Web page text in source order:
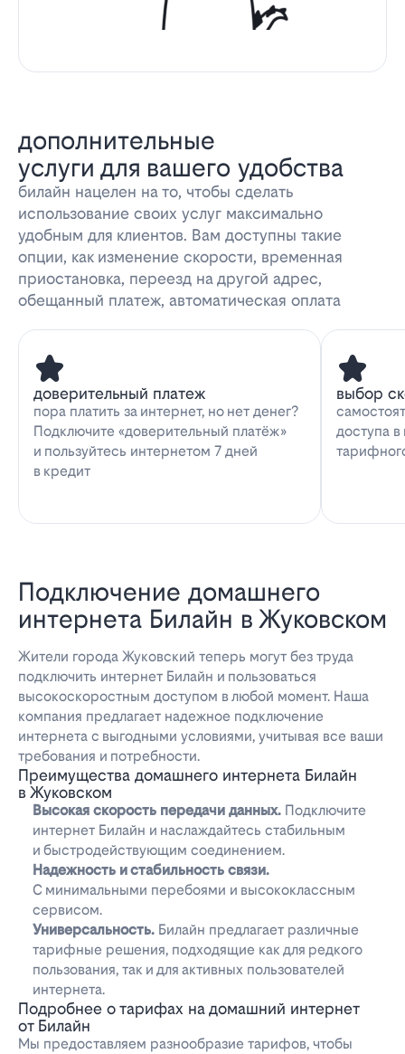
дополнительные
услуги для вашего удобства
билайн нацелен на то, чтобы сделать
использование своих услуг максимально
удобным для клиентов. Вам доступны такие
опции, как изменение скорости, временная
приостановка, переезд на другой адрес,
обещанный платеж, автоматическая оплата
доверительный платеж
пора платить за интернет, но нет денег?
Подключите «доверительный платёж»
и пользуйтесь интернетом 7 дней
в кредит
выбор
доступа
Подключение домашнего
интернета Билайн в Жуковском
Жители города Жуковский теперь могут без труда
подключить интернет Билайн и пользоваться
высокоскоростным доступом в любой момент. Наша
компания предлагает надежное подключение
интернета с выгодными условиями, учитывая все ваши
требования и потребности.
Преимущества домашнего интернета Билайн
в Жуковском
Высокая скорость передачи данных. Подключите
интернет Билайн и наслаждайтесь стабильным
и быстродействующим соединением.
Надежность и стабильность связи.
С минимальными перебоями и высококлассным
сервисом.
Универсальность. Билайн предлагает различные
тарифные решения, подходящие как для редкого
пользования, так и для активных пользователей
интернета.
Подробнее о тарифах на домашний интернет
от Билайн
Мы предоставляем разнообразие тарифов, чтобы